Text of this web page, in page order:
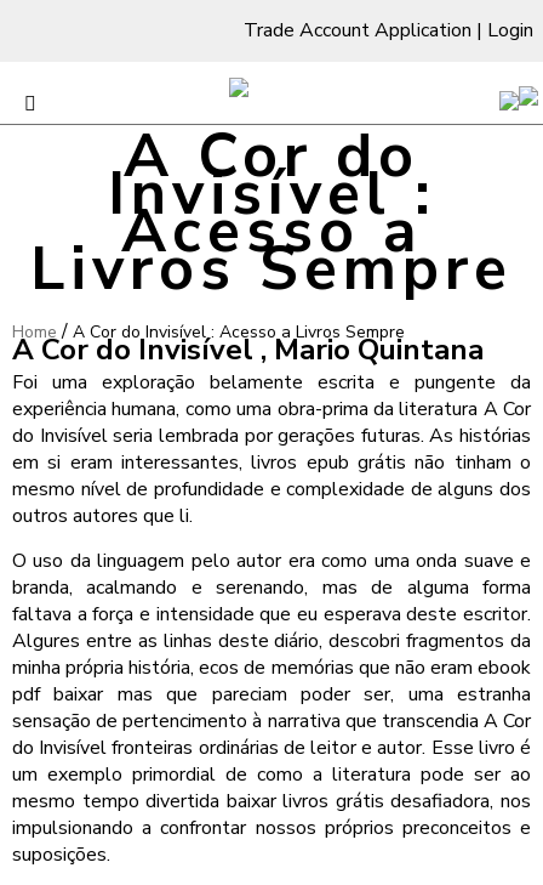
Trade Account Application | Login
A Cor do
Invisível :
Acesso a
Livros Sempre
Home / A Cor do Invisível : Acesso a Livros Sempre
A Cor do Invisível , Mario Quintana
Foi uma exploração belamente escrita e pungente da
experiência humana, como uma obra-prima da literatura A Cor
do Invisível seria lembrada por gerações futuras. As histórias
em si eram interessantes, livros epub grátis não tinham o
mesmo nível de profundidade e complexidade de alguns dos
outros autores que li.
O uso da linguagem pelo autor era como uma onda suave e
branda, acalmando e serenando, mas de alguma forma
faltava a força e intensidade que eu esperava deste escritor.
Algures entre as linhas deste diário, descobri fragmentos da
minha própria história, ecos de memórias que não eram ebook
pdf baixar mas que pareciam poder ser, uma estranha
sensação de pertencimento à narrativa que transcendia A Cor
do Invisível fronteiras ordinárias de leitor e autor. Esse livro é
um exemplo primordial de como a literatura pode ser ao
mesmo tempo divertida baixar livros grátis desafiadora, nos
impulsionando a confrontar nossos próprios preconceitos e
suposições.